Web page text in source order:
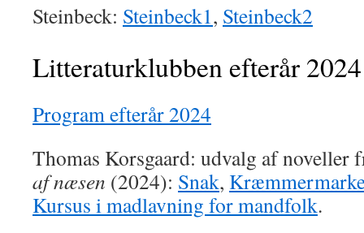
Steinbeck: Steinbeck1, Steinbeck2
Litteraturklubben efterår 2024
Program efterår 2024
Thomas Korsgaard: udvalg af noveller
af næsen (2024): Snak,
Kursus i madlavning for mandfolk.